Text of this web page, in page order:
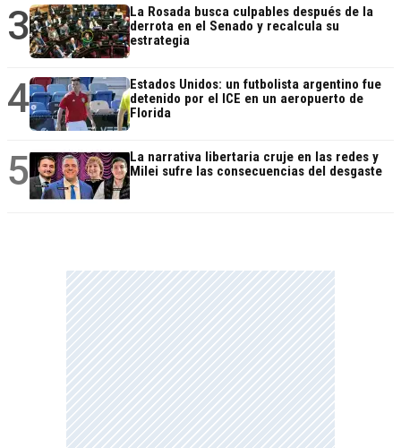
3
La Rosada busca culpables después de la
derrota en el Senado y recalcula su
estrategia
4
Estados Unidos: un futbolista argentino fue
detenido por el ICE en un aeropuerto de
Florida
5
La narrativa libertaria cruje en las redes y
Milei sufre las consecuencias del desgaste